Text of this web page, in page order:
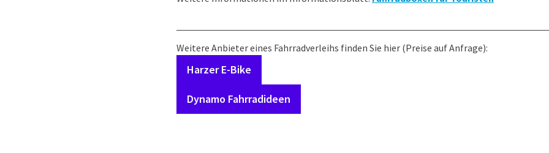
Weitere Anbieter eines Fahrradverleihs finden Sie hier (Preise auf Anfrage):
Harzer E-Bike
Dynamo Fahrradideen